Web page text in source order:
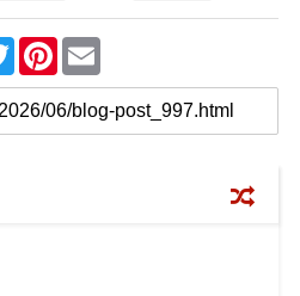
T
i
t
t
e
P
n
t
e
r
E
a
i
l